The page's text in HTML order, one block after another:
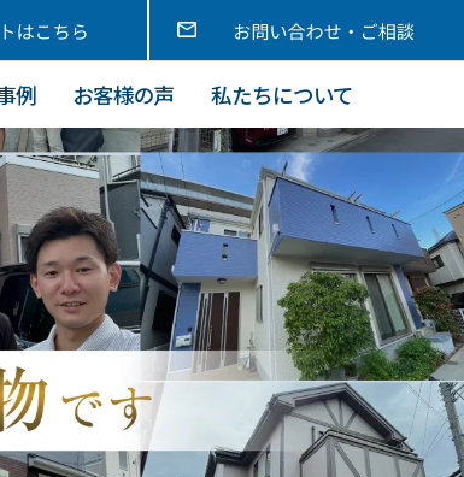
例 お客様の声 私たちについて